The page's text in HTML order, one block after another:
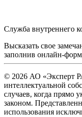
Служба внутреннего
Высказать свое
заполнив онлайн-
© 2026 АО «Эксперт
интеллектуальной
случаев, когда прямо
законом.
использования